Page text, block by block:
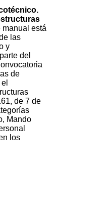
manual está
las
y
del
de
de 7 de
Mando
los